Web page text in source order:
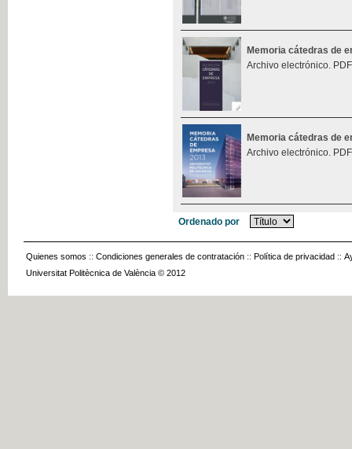
Memoria cátedras de
Archivo electrónico.
Memoria cátedras de
Archivo electrónico.
Ordenado por
Quienes somos :: Condiciones generales de contratación :: Política de privacidad ::
Universitat Politècnica de València © 2012